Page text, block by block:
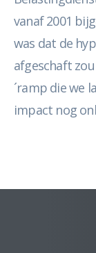
vanaf 2001
was dat de
afgeschaft
´ramp die we
impact nog